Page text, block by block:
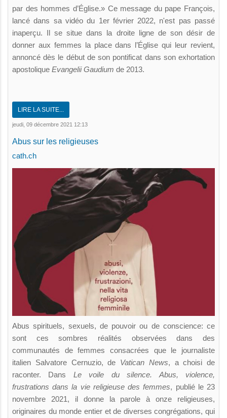
par des hommes d’Église.» Ce message du pape François,
lancé dans sa vidéo du 1er février 2022, n'est pas passé
inaperçu. Il se situe dans la droite ligne de son désir de
donner aux femmes la place dans l’Église qui leur revient,
annoncé dès le début de son pontificat dans son exhortation
apostolique Evangelii Gaudium de 2013.
LIRE LA SUITE...
jeudi, 09 décembre 2021 12:13
Abus sur les religieuses
cath.ch
Abus spirituels, sexuels, de pouvoir ou de conscience: ce
sont ces sombres réalités observées dans des
communautés de femmes consacrées que le journaliste
italien Salvatore Cernuzio, de Vatican News, a choisi de
raconter. Dans Le voile du silence. Abus, violence,
frustrations dans la vie religieuse des femmes, publié le 23
novembre 2021, il donne la parole à onze religieuses,
originaires du monde entier et de diverses congrégations, qui